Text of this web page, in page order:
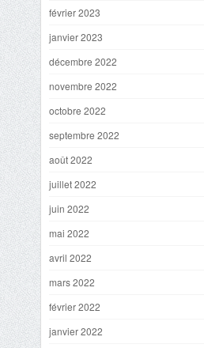
février 2023
janvier 2023
décembre 2022
novembre 2022
octobre 2022
septembre 2022
août 2022
juillet 2022
juin 2022
mai 2022
avril 2022
mars 2022
février 2022
janvier 2022